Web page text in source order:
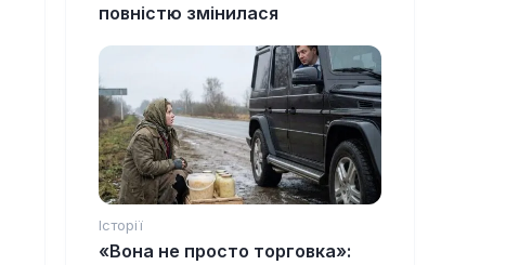
повністю змінилася
Історії
«Вона не просто торговка»: